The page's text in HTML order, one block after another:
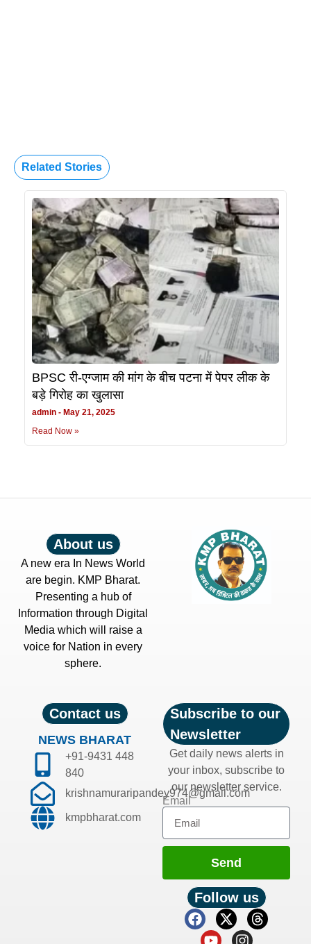
Related Stories
BPSC री-एग्जाम की मांग के बीच पटना में पेपर लीक के
बड़े गिरोह का खुलासा
admin
May 21, 2025
Read Now »
About us
A new era In News World
are begin. KMP Bharat.
Presenting a hub of
Information through Digital
Media which will raise a
voice for Nation in every
sphere.
Contact us
NEWS BHARAT
+91-9431 448
840
krishnamuraripandey974@gmail.com
kmpbharat.com
Subscribe to our
Newsletter
Get daily news alerts in
your inbox, subscribe to
our newsletter service.
Email
Send
Follow us